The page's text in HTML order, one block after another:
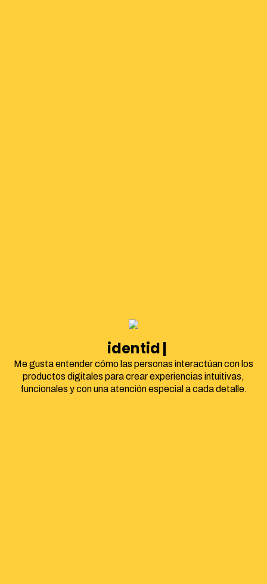
identidad corpor
Me gusta entender cómo las personas interactúan con los
productos digitales para crear experiencias intuitivas,
funcionales y con una atención especial a cada detalle.